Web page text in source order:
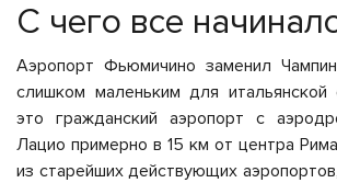
С чего все
Аэропорт Фьюмичино заменил
слишком маленьким для итальянской
это гражданский аэропорт с
Лацио примерно в 15 км от центра
из старейших действующих